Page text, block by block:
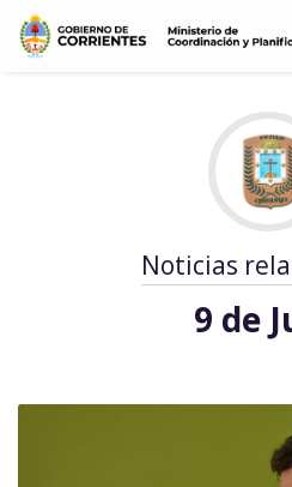
Noticias
9 de